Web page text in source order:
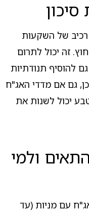
רכיב של השקעות
זה יכול לתרום
להוסיף תנודתיות
גם אם מדדי האג"ח
יכול לשנות את
ולמי
עם מניות (עד